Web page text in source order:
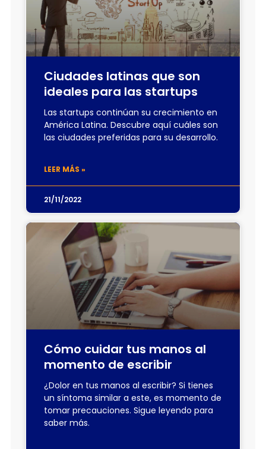
Ciudades latinas que son
ideales para las startups
Las startups continúan su crecimiento en
América Latina. Descubre aquí cuáles son
las ciudades preferidas para su desarrollo.
LEER MÁS »
21/11/2022
Cómo cuidar tus manos al
momento de escribir
¿Dolor en tus manos al escribir? Si tienes
un síntoma similar a este, es momento de
tomar precauciones. Sigue leyendo para
saber más.